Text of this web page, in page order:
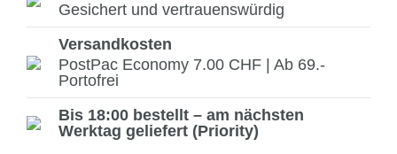
Gesichert und vertrauenswürdig
Versandkosten
PostPac Economy 7.00 CHF | Ab 69.-
Portofrei
Bis 18:00 bestellt – am nächsten
Werktag geliefert (Priority)